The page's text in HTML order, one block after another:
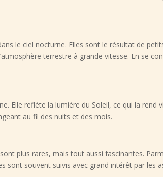
le ciel nocturne. Elles sont le résultat de
terrestre à grande vitesse. En se
Elle reflète la lumière du Soleil, ce qui la rend
au fil des nuits et des mois.
plus rares, mais tout aussi fascinantes.
sont souvent suivis avec grand intérêt par les